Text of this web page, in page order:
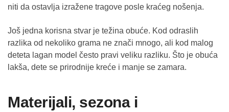
niti da ostavlja izražene tragove posle kraćeg nošenja.
Još jedna korisna stvar je težina obuće. Kod odraslih
razlika od nekoliko grama ne znači mnogo, ali kod malog
deteta lagan model često pravi veliku razliku. Što je obuća
lakša, dete se prirodnije kreće i manje se zamara.
Materijali, sezona i